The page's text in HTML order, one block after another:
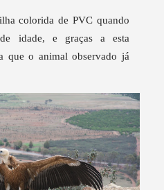
colorida de PVC quando
idade, e graças a esta
que o animal observado já